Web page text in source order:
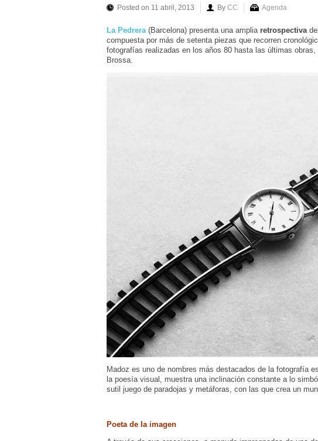
Posted on 11 abril, 2013 By CC Agenda
La Pedrera (Barcelona) presenta una amplia retrospectiva
compuesta por más de setenta piezas que recorren
fotografías realizadas en los años 80 hasta las últimas
Brossa.
Madoz es uno de nombres más destacados de la fotografía
la poesía visual, muestra una inclinación constante a lo
sutil juego de paradojas y metáforas, con las que crea un
Poeta de la imagen